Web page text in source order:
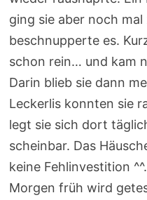
ging sie aber noch
beschnupperte es.
schon rein… und kam
Darin blieb sie dann
Leckerlis konnten sie
legt sie sich dort
scheinbar. Das
keine Fehlinvestition ^^.
Morgen früh wird